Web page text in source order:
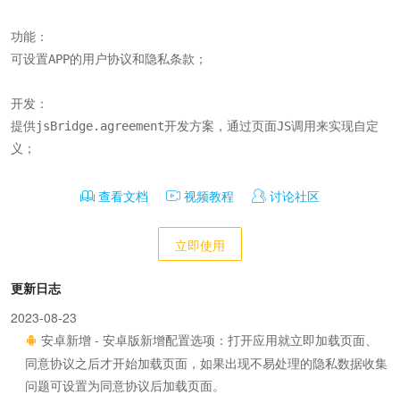
功能：
可设置APP的用户协议和隐私条款；
开发：
提供jsBridge.agreement开发方案，通过页面JS调用来实现自定
义；
查看文档 视频教程 讨论社区
立即使用
更新日志
2023-08-23
安卓新增 - 安卓版新增配置选项：打开应用就立即加载页面、
同意协议之后才开始加载页面，如果出现不易处理的隐私数据收集
问题可设置为同意协议后加载页面。